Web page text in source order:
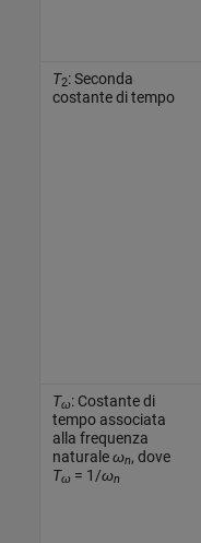
T2: Seconda
costante di tempo
Tω: Costante di
tempo associata
alla frequenza
naturaleωn, dove
Tω = 1/ωn